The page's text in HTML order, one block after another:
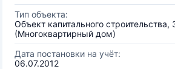
Тип объекта:
Объект капитального строительства,
(Многоквартирный дом)
Дата постановки на учёт:
06.07.2012